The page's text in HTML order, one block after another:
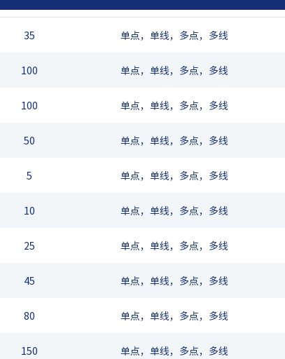
35 单点，单线，多点，多线
100 单点，单线，多点，多线
100 单点，单线，多点，多线
50 单点，单线，多点，多线
5 单点，单线，多点，多线
10 单点，单线，多点，多线
25 单点，单线，多点，多线
45 单点，单线，多点，多线
80 单点，单线，多点，多线
150 单点，单线，多点，多线